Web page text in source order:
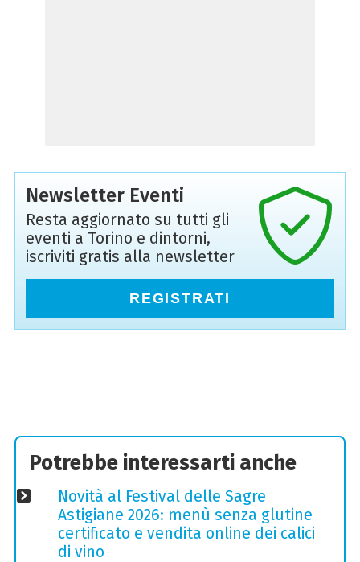
Newsletter Eventi
Resta aggiornato su tutti gli
eventi a Torino e dintorni,
iscriviti gratis alla newsletter
REGISTRATI
Potrebbe interessarti anche
Novità al Festival delle Sagre
Astigiane 2026: menù senza glutine
certificato e vendita online dei calici
di vino